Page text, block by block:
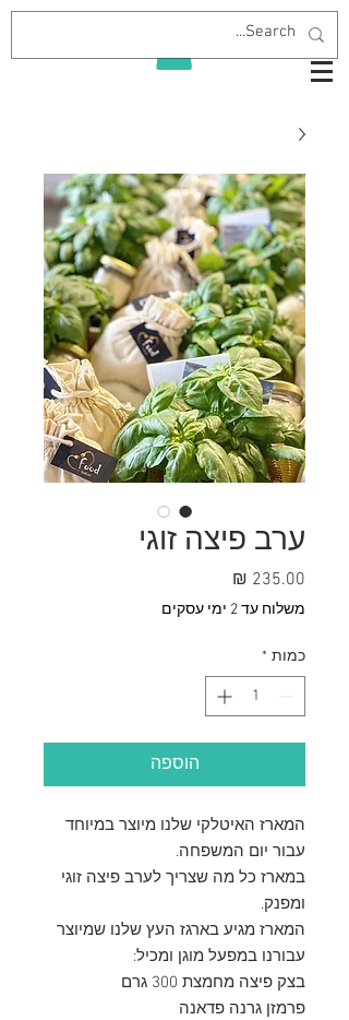
ערב פיצה זוגי
משלוח עד 2 ימי עסקים
כמות *
הוספה
המארז האיטלקי שלנו מיוצר במיוחד
עבור יום המשפחה.
במארז כל מה שצריך לערב פיצה זוגי
ומפנק.
המארז מגיע בארגז העץ שלנו שמיוצר
עבורנו במפעל מוגן ומכיל:
בצק פיצה מחמצת 300 גרם
פרמזן גרנה פדאנה